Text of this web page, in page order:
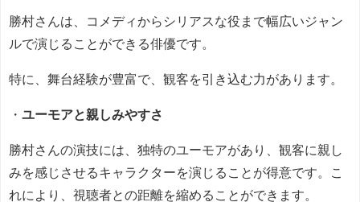
勝村さんは、コメディからシリアスな役まで幅広いジャン
ルで演じることができる俳優です。
特に、舞台経験が豊富で、観客を引き込む力があります。
・ ユーモアと親しみやすさ
勝村さんの演技には、独特のユーモアがあり、観客に親し
みを感じさせるキャラクターを演じることが得意です。こ
れにより、視聴者との距離を縮めることができます。